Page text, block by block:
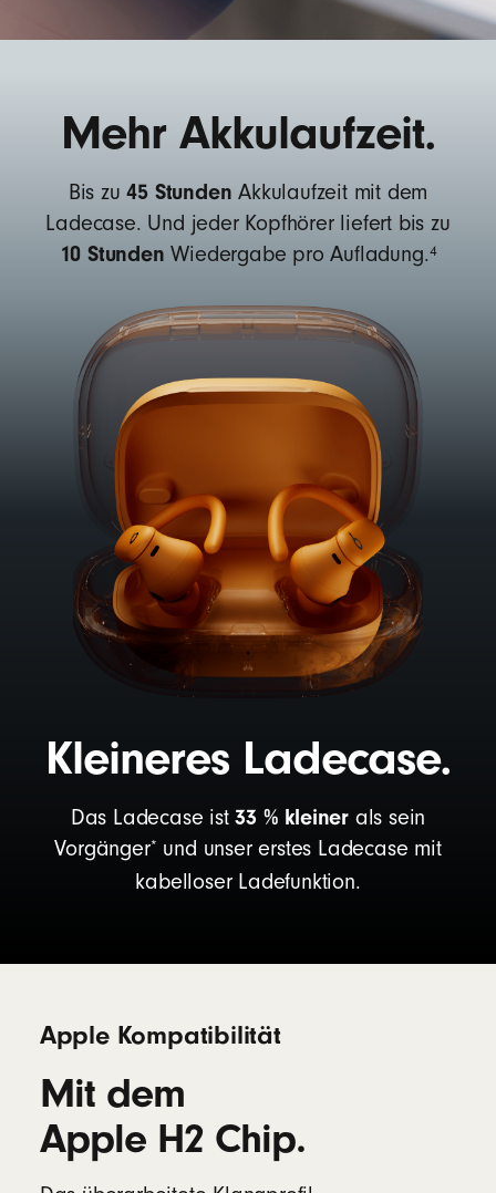
Mehr Akkulaufzeit.
Bis zu45 Stunden Akkulaufzeit mit dem
Ladecase. Und jeder Kopfhörer liefert bis zu
10 Stunden Wiedergabe pro Aufladung.4
Kleineres Ladecase.
Das Ladecase ist33 % kleiner als sein
Vorgänger* und unser erstes Ladecase mit
kabelloser Ladefunktion.
Apple Kompatibilität
Mit dem
Apple H2 Chip.